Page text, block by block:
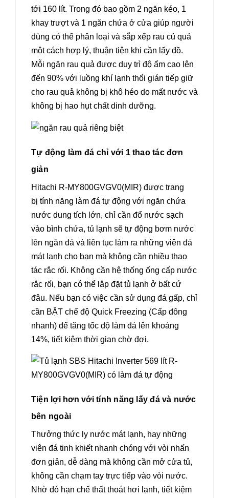
tới 160 lít. Trong đó bao gồm 2 ngăn kéo, 1
khay trượt và 1 ngăn chứa ở cửa giúp người
dùng có thể phân loại và sắp xếp rau củ quả
một cách hợp lý, thuận tiện khi cần lấy đồ.
Mỗi ngăn rau quả được duy trì độ ẩm cao lên
đến 90% với luồng khí lạnh thổi gián tiếp giữ
cho rau quả không bị khô héo do mất nước và
không bị hao hụt chất dinh dưỡng.
Tự động làm đá chỉ với 1 thao tác đơn
giản
Hitachi R-MY800GVGV0(MIR) được trang
bị tính năng làm đá tự động với ngăn chứa
nước dung tích lớn, chỉ cần đổ nước sạch
vào bình chứa, tủ lạnh sẽ tự động bơm nước
lên ngăn đá và liên tục làm ra những viên đá
mát lạnh cho bạn mà không cần nhiều thao
tác rắc rối. Không cần hệ thống ống cấp nước
rắc rối, bạn có thể lắp đặt tủ lạnh ở bất cứ
đâu. Nếu bạn có việc cần sử dụng đá gấp, chỉ
cần BẬT chế độ Quick Freezing (Cấp đông
nhanh) để tăng tốc độ làm đá lên khoảng
14%, tiết kiệm thời gian chờ đợi.
Tiện lợi hơn với tính năng lấy đá và nước
bên ngoài
Thưởng thức ly nước mát lạnh, hay những
viên đá tinh khiết nhanh chóng với vòi nhấn
đơn giản, dễ dàng mà không cần mở cửa tủ,
không cần chạm tay trực tiếp vào vòi nước.
Nhờ đó hạn chế thất thoát hơi lạnh, tiết kiệm